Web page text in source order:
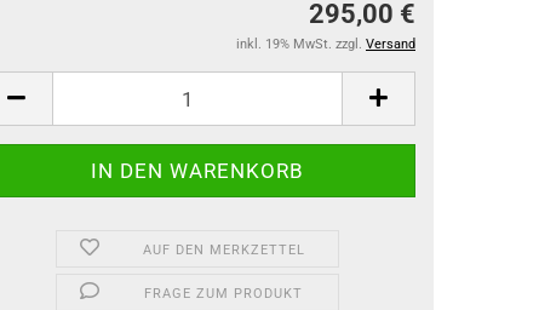
295,00 €
inkl. 19% MwSt. zzgl. Versand
AUF DEN MERKZETTEL
FRAGE ZUM PRODUKT